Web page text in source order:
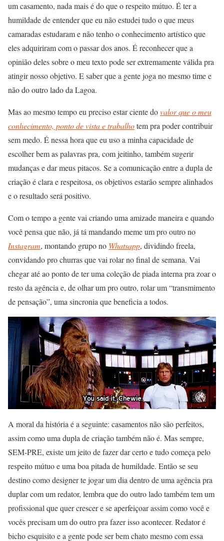
um casamento, nada mais é do que o respeito mútuo. É ter a
humildade de entender que eu não estudei tudo o que meus
camaradas estudaram e não tenho o conhecimento artístico que
eles adquiriram com o passar dos anos. É reconhecer que a
opinião deles sobre o meu texto pode ser extremamente válida pra
atingir nosso objetivo. E saber que a gente joga no mesmo time e
não do outro lado da Lagoa.
Mas ao mesmo tempo eu preciso estar ciente dovalor que o meu
conhecimento, ponto de vista e trabalhotem pra poder contribuir
sem medo. É nessa hora que eu uso a minha capacidade de
escolher bem as palavras pra, com jeitinho, também sugerir
mudanças e dar meus pitacos. Se a comunicação entre a dupla de
criação é clara e respeitosa, os objetivos estarão sempre alinhados
e o resultado será positivo.
Com o tempo a gente vai criando uma amizade maneira e quando
você pensa que não, já tá mandando meme um pro outro no
Instagram, montando grupo no Whatsapp, dividindo freela,
convidando pro churras que vai rolar no final de semana. Vai
chegar até ao ponto de ter uma coleção de piada interna pra zoar o
resto da agência e, de olhar um pro outro, rolar um “transmimento
de pensação”, uma sincronia que beneficia a todos.
A moral da história é a seguinte: casamentos não são perfeitos,
assim como uma dupla de criação também não é. Mas sempre,
SEM-PRE, existe um jeito de fazer dar certo e tudo começa pelo
respeito mútuo e uma boa pitada de humildade. Então se seu
destino como designer te jogar um dia dentro de uma agência pra
duplar com um redator, lembra que do outro lado também tem um
profissional que quer crescer e se aperfeiçoar assim como você e
vocês precisam um do outro pra fazer isso acontecer. Redator é
bicho esquisito e a gente pode ser bem chato mesmo com essa